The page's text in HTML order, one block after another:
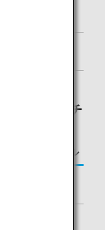
～115インチ
必要なマイル